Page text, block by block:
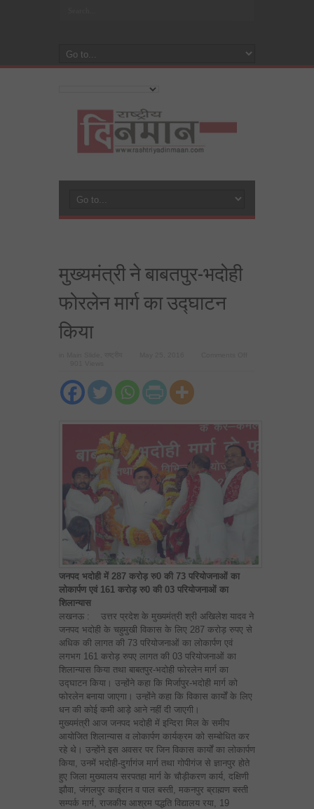
मुख्यमंत्री ने बाबतपुर-भदोही
फोरलेन मार्ग का उद्घाटन
किया
किया
जनपद भदोही में 287 करोड़ रु0 की 73 परियोजनाओं का
लोकार्पण एवं 161 करोड़ रु0 की 03 परियोजनाओं का
शिलान्यास
लखनऊ : उत्तर प्रदेश के मुख्यमंत्री श्री अखिलेश यादव ने
जनपद भदोही के चहुमुखी विकास के लिए 287 करोड़ रुपए से
अधिक की लागत की 73 परियोजनाओं का लोकार्पण एवं
लगभग 161 करोड़ रुपए लागत की 03 परियोजनाओं का
शिलान्यास किया तथा बाबतपुर-भदोही फोरलेन मार्ग का
उद्घाटन किया। उन्होंने कहा कि मिर्जापुर-भदोही मार्ग को
फोरलेन बनाया जाएगा। उन्होंने कहा कि विकास कार्यों के लिए
धन की कोई कमी आड़े आने नहीं दी जाएगी।
मुख्यमंत्री आज जनपद भदोही में इन्दिरा मिल के समीप
आयोजित शिलान्यास व लोकार्पण कार्यक्रम को सम्बोधित कर
रहे थे। उन्होंने इस अवसर पर जिन विकास कार्यों का लोकार्पण
किया, उनमें भदोही-दुर्गागंज मार्ग तथा गोपीगंज से ज्ञानपुर होते
हुए जिला मुख्यालय सरपतहा मार्ग के चौड़ीकरण कार्य, दक्षिणी
झौवा, जंगलपुर काईरान व पाल बस्ती, मकनपुर ब्राह्मण बस्ती
सम्पर्क मार्ग, राजकीय आश्रम पद्धति विद्यालय रया, 19